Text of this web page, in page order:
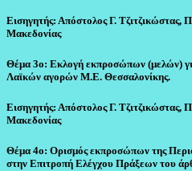
Εισηγητής: Απόστολος Γ. Τζιτζικώστας,
Μακεδονίας
Θέμα 3ο: Εκλογή εκπροσώπων (μελών)
Λαϊκών αγορών Μ.Ε. Θεσσαλονίκης.
Εισηγητής: Απόστολος Γ. Τζιτζικώστας,
Μακεδονίας
Θέμα 4ο: Ορισμός εκπροσώπων της
στην Επιτροπή Ελέγχου Πράξεων του